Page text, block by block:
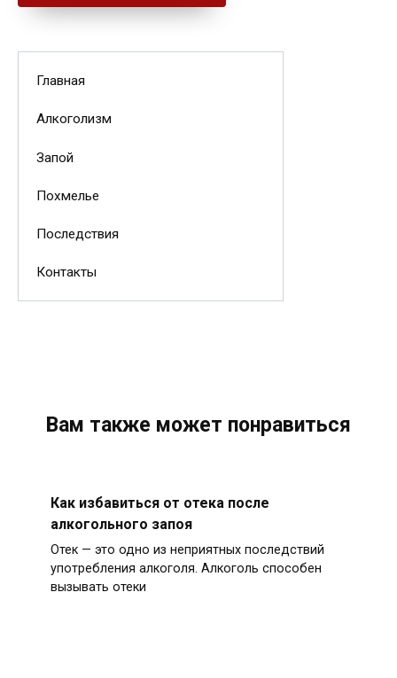
Главная
Алкоголизм
Запой
Похмелье
Последствия
Контакты
Вам также может понравиться
Как избавиться от отека после
алкогольного запоя
Отек — это одно из неприятных последствий
употребления алкоголя. Алкоголь способен
вызывать отеки